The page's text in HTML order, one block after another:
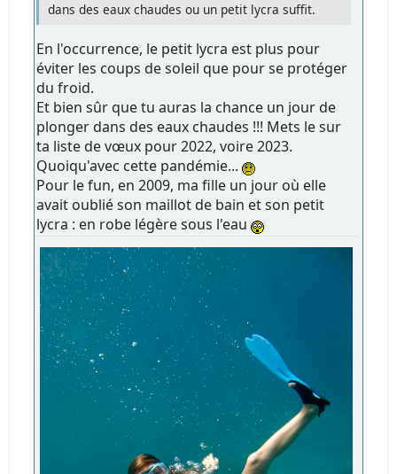
dans des eaux chaudes ou un petit lycra suffit.
En l'occurrence, le petit lycra est plus pour
éviter les coups de soleil que pour se protéger
du froid.
Et bien sûr que tu auras la chance un jour de
plonger dans des eaux chaudes !!! Mets le sur
ta liste de vœux pour 2022, voire 2023.
Quoiqu'avec cette pandémie...
Pour le fun, en 2009, ma fille un jour où elle
avait oublié son maillot de bain et son petit
lycra : en robe légère sous l'eau